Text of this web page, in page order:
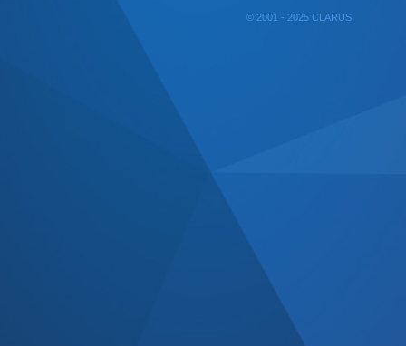
© 2001 - 2025 CLARUS